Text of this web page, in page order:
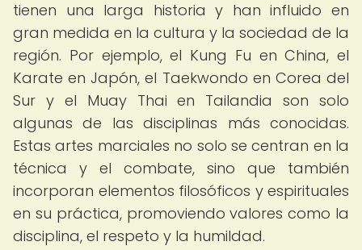
tienen una larga historia y han influido en
gran medida en la cultura y la sociedad de la
región. Por ejemplo, el Kung Fu en China, el
Karate en Japón, el Taekwondo en Corea del
Sur y el Muay Thai en Tailandia son solo
algunas de las disciplinas más conocidas.
Estas artes marciales no solo se centran en la
técnica y el combate, sino que también
incorporan elementos filosóficos y espirituales
en su práctica, promoviendo valores como la
disciplina, el respeto y la humildad.